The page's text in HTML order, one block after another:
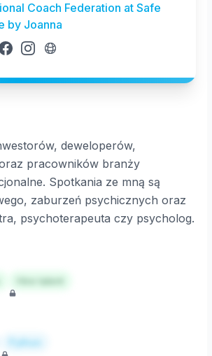
Coach Federation at Safe
by Joanna
deweloperów,
pracowników branży
Spotkania ze mną są
zaburzeń psychicznych oraz
psychoterapeuta czy psycholog.
Hire talent
Python